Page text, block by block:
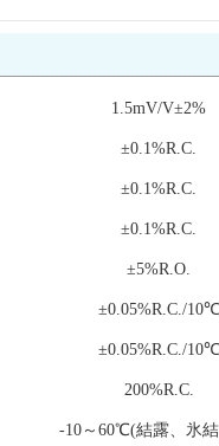
1.5mV/V±2%
±0.1%R.C.
±0.1%R.C.
±0.1%R.C.
±5%R.O.
±0.05%R.C./10℃
±0.05%R.C./10℃
200%R.C.
-10～60℃(結露、氷